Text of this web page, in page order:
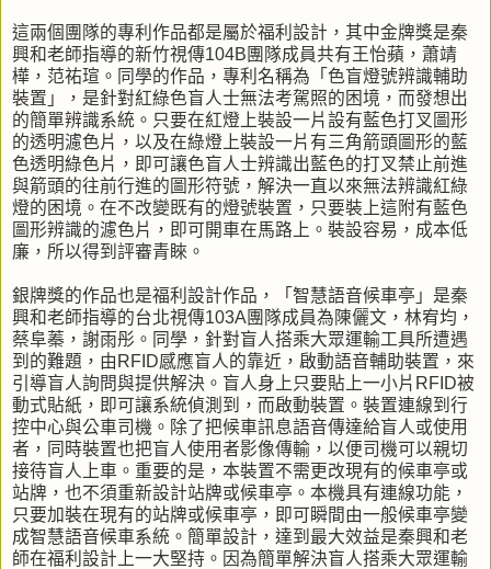
這兩個團隊的專利作品都是屬於福利設計，其中金牌獎是秦
興和老師指導的新竹視傳104B團隊成員共有王怡蘋，蕭靖
樺，范祐瑄。同學的作品，專利名稱為「色盲燈號辨識輔助
裝置」，是針對紅綠色盲人士無法考駕照的困境，而發想出
的簡單辨識系統。只要在紅燈上裝設一片設有藍色打叉圖形
的透明濾色片，以及在綠燈上裝設一片有三角箭頭圖形的藍
色透明綠色片，即可讓色盲人士辨識出藍色的打叉禁止前進
與箭頭的往前行進的圖形符號，解決一直以來無法辨識紅綠
燈的困境。在不改變既有的燈號裝置，只要裝上這附有藍色
圖形辨識的濾色片，即可開車在馬路上。裝設容易，成本低
廉，所以得到評審青睞。
銀牌獎的作品也是福利設計作品，「智慧語音候車亭」是秦
興和老師指導的台北視傳103A團隊成員為陳儷文，林宥均，
蔡阜蓁，謝雨彤。同學，針對盲人搭乘大眾運輸工具所遭遇
到的難題，由RFID感應盲人的靠近，啟動語音輔助裝置，來
引導盲人詢問與提供解決。盲人身上只要貼上一小片RFID被
動式貼紙，即可讓系統偵測到，而啟動裝置。裝置連線到行
控中心與公車司機。除了把候車訊息語音傳達給盲人或使用
者，同時裝置也把盲人使用者影像傳輸，以便司機可以親切
接待盲人上車。重要的是，本裝置不需更改現有的候車亭或
站牌，也不須重新設計站牌或候車亭。本機具有連線功能，
只要加裝在現有的站牌或候車亭，即可瞬間由一般候車亭變
成智慧語音候車系統。簡單設計，達到最大效益是秦興和老
師在福利設計上一大堅持。因為簡單解決盲人搭乘大眾運輸